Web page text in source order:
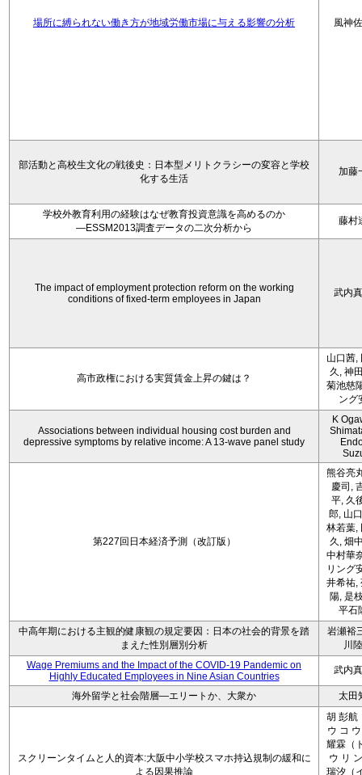
場所に縛られない働き方が地域労働市場に与える影響の分析 風神
部活動と高校生文化の戦後史：日本型メリトクラシーの変容と学校
化する生活
加藤
学校外教育利用の経験はなぜ教育投資意識を高めるのか
―ESSM2013調査データの二次分析から
藤村
The impact of employment protection reform on the working
conditions of fixed-term employees in Japan
武内
高市政権における実質賃金上昇の鍵は？
山口茜,
久, 神
菊池慈
ング
Associations between individual housing cost burden and
depressive symptoms by relative income: A 13-wave panel study
K
第227回日本経済予測（改訂版）
熊谷亮
慶司,
平, 久
郎, 山
林若葉,
久, 畑
中村華
リング
井希祐,
陽, 是
平石
中高年期における主観的健康観の規定要因：日本の社会的背景を踏
まえた性別層別分析
岩瀬裕
川
Wage Premiums and the Impact of the COVID‑19 Pandemic on
Highly Educated Employees in Nine Asian Countries
武内
海外留学と社会階層―エリートか、大衆か 太田
スクリーンタイムと人的資本:大阪中小学校スマホ持込規制の緩和に
よる因果推論
胡 彭航
ウ コ
耀霖（
ウ リ
瑞汐（